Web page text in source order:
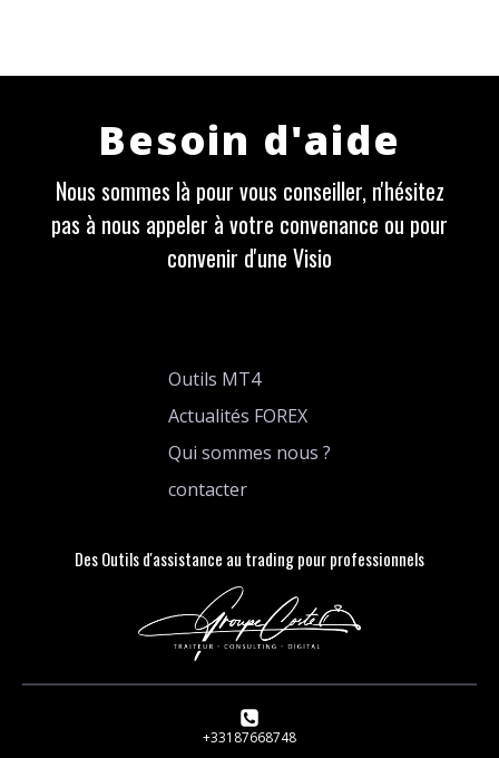
Besoin d'aide
Nous sommes là pour vous conseiller, n'hésitez
pas à nous appeler à votre convenance ou pour
convenir d'une Visio
Outils MT4
Actualités FOREX
Qui sommes nous ?
contacter
Des Outils d'assistance au trading pour professionnels
+33187668748